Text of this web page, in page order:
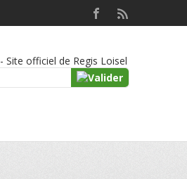
- Site officiel de Regis Loisel